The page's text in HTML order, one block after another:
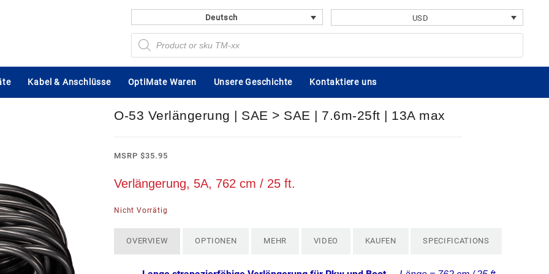
Deutsch USD
Products
search
Kabel & Anschlüsse OptiMate Waren Unsere Geschichte Kontaktiere uns
O-53 Verlängerung | SAE > SAE | 7.6m-25ft | 13A max
MSRP$35.95
Verlängerung, 5A, 762 cm / 25 ft.
Nicht Vorrätig
OVERVIEW OPTIONEN MEHR VIDEO KAUFEN SPECIFICATIONS